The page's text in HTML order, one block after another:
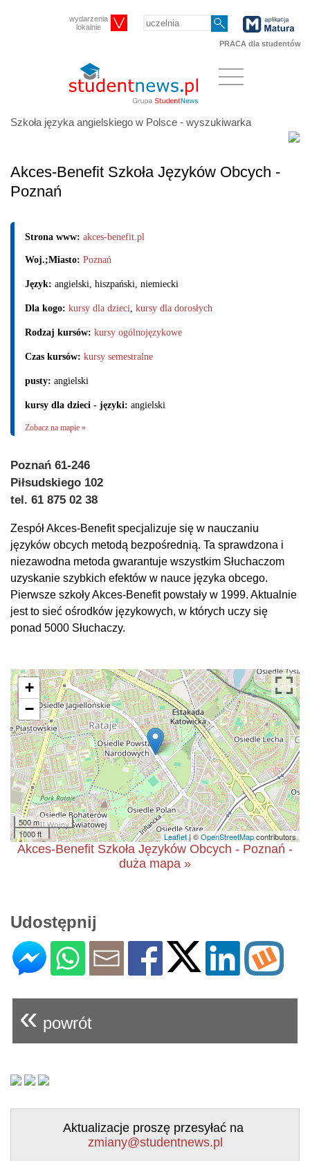
wydarzenia
lokalnie
PRACA dla studentów
Szkoła języka angielskiego w Polsce - wyszukiwarka
Akces-Benefit Szkoła Języków Obcych -
Poznań
Strona www: akces-benefit.pl
Woj.;Miasto: Poznań
Język: angielski, hiszpański, niemiecki
Dla kogo: kursy dla dzieci kursy dla dorosłych
Rodzaj kursów: kursy ogólnojęzykowe
Czas kursów: kursy semestralne
pusty: angielski
kursy dla dzieci - języki: angielski
Zobacz na mapie »
Poznań 61-246
Piłsudskiego 102
tel. 61 875 02 38
Zespół Akces-Benefit specjalizuje się w nauczaniu
języków obcych metodą bezpośrednią. Ta sprawdzona i
niezawodna metoda gwarantuje wszystkim Słuchaczom
uzyskanie szybkich efektów w nauce języka obcego.
Pierwsze szkoły Akces-Benefit powstały w 1999. Aktualnie
jest to sieć ośrodków językowych, w których uczy się
ponad 5000 Słuchaczy.
+
−
500 m
1000 ft
Leaflet| ©OpenStreetMapcontributors
Akces-Benefit Szkoła Języków Obcych - Poznań -
duża mapa »
Udostępnij
« powrót
Aktualizacje proszę przesyłać na
zmiany@studentnews.pl